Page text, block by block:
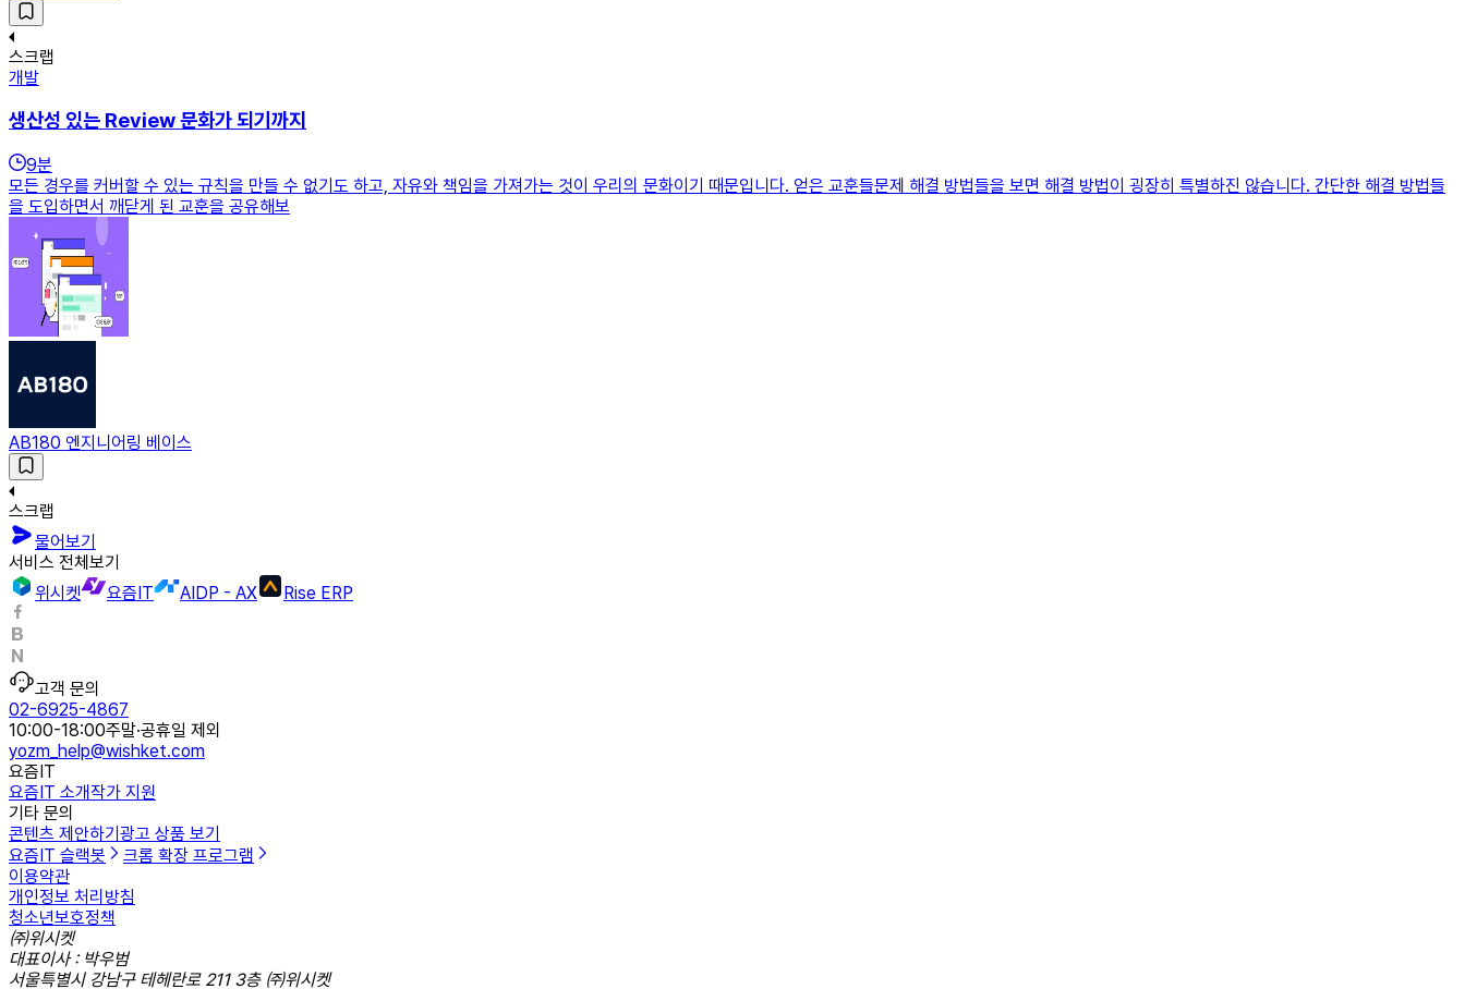
스크랩
개발
생산성 있는 Review 문화가 되기까지
9분
모든 경우를 커버할 수 있는 규칙을 만들 수 없기도 하고, 자유와 책임을 가져가는 것이 우리의 문화이기 때문입니다. 얻은 교훈들문제 해결 방법들을 보면 해결 방법이 굉장히 특별하진 않습니다. 간단한 해결 방법들
을 도입하면서 깨닫게 된 교훈을 공유해보
AB180 엔지니어링 베이스
스크랩
물어보기
서비스 전체보기
위시켓
요즘IT AIDP - AX Rise ERP
고객 문의
02-6925-4867
10:00-18:00주말·공휴일 제외
yozm_help@wishket.com
요즘IT
요즘IT 소개작가 지원
기타 문의
콘텐츠 제안하기 광고 상품 보기
요즘IT 슬랙봇
크롬 확장 프로그램
이용약관
개인정보 처리방침
청소년보호정책
㈜위시켓
대표이사 : 박우범
서울특별시 강남구 테헤란로 211 3층 ㈜위시켓